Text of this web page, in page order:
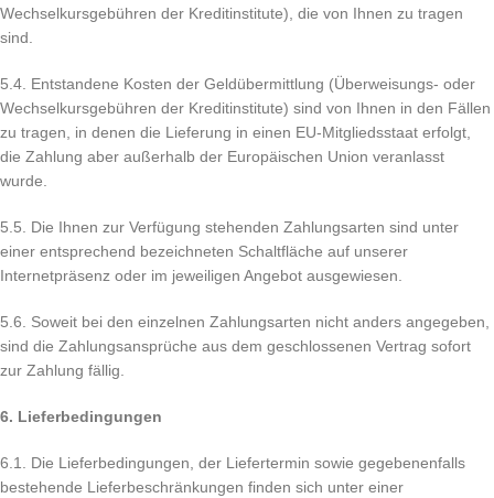
Wechselkursgebühren der Kreditinstitute), die von Ihnen zu tragen
sind.
5.4. Entstandene Kosten der Geldübermittlung (Überweisungs- oder
Wechselkursgebühren der Kreditinstitute) sind von Ihnen in den Fällen
zu tragen, in denen die Lieferung in einen EU-Mitgliedsstaat erfolgt,
die Zahlung aber außerhalb der Europäischen Union veranlasst
wurde.
5.5. Die Ihnen zur Verfügung stehenden Zahlungsarten sind unter
einer entsprechend bezeichneten Schaltfläche auf unserer
Internetpräsenz oder im jeweiligen Angebot ausgewiesen.
5.6. Soweit bei den einzelnen Zahlungsarten nicht anders angegeben,
sind die Zahlungsansprüche aus dem geschlossenen Vertrag sofort
zur Zahlung fällig.
6. Lieferbedingungen
6.1. Die Lieferbedingungen, der Liefertermin sowie gegebenenfalls
bestehende Lieferbeschränkungen finden sich unter einer